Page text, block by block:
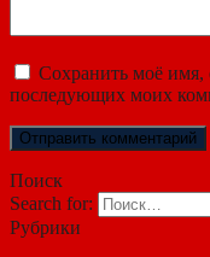
Сохранить моё имя,
последующих моих
Поиск
Search for:
Рубрики